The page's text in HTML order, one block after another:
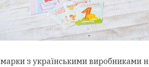
з українськими виробниками